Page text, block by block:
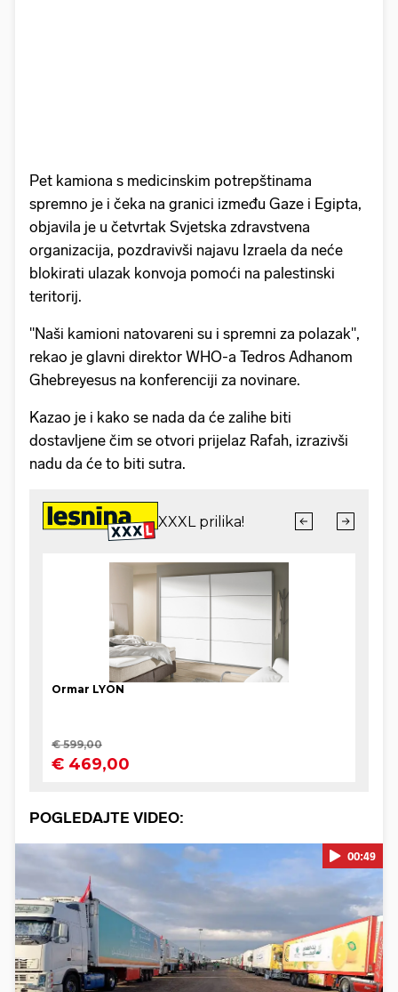
Pet kamiona s medicinskim potrepštinama
spremno je i čeka na granici između Gaze i Egipta,
objavila je u četvrtak Svjetska zdravstvena
organizacija, pozdravivši najavu Izraela da neće
blokirati ulazak konvoja pomoći na palestinski
teritorij.
"Naši kamioni natovareni su i spremni za polazak",
rekao je glavni direktor WHO-a Tedros Adhanom
Ghebreyesus na konferenciji za novinare.
Kazao je i kako se nada da će zalihe biti
dostavljene čim se otvori prijelaz Rafah, izrazivši
nadu da će to biti sutra.
POGLEDAJTE VIDEO:
Pokretanje videa...
00:49